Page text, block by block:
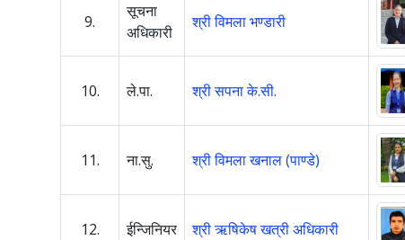
9.
सूचना
अधिकारी
श्री विमला भण्डारी
10. ले.पा. श्री सपना के.सी.
11. ना.सु. श्री विमला खनाल (पाण्डे)
12. ईन्जिनियर श्री ऋषिकेष खत्री अधिकारी